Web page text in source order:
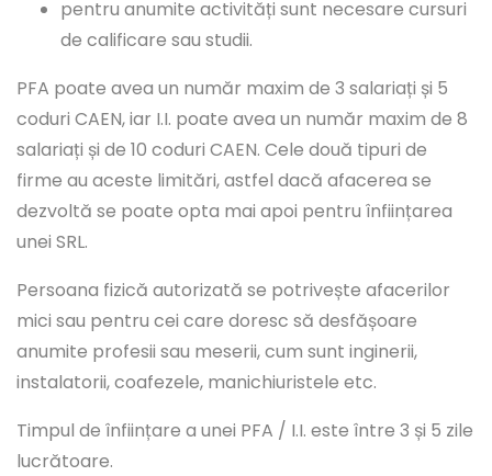
pentru anumite activități sunt necesare cursuri
de calificare sau studii.
PFA poate avea un număr maxim de 3 salariați și 5
coduri CAEN, iar I.I. poate avea un număr maxim de 8
salariați și de 10 coduri CAEN. Cele două tipuri de
firme au aceste limitări, astfel dacă afacerea se
dezvoltă se poate opta mai apoi pentru înființarea
unei SRL.
Persoana fizică autorizată se potrivește afacerilor
mici sau pentru cei care doresc să desfășoare
anumite profesii sau meserii, cum sunt inginerii,
instalatorii, coafezele, manichiuristele etc.
Timpul de înființare a unei PFA / I.I. este între 3 și 5 zile
lucrătoare.